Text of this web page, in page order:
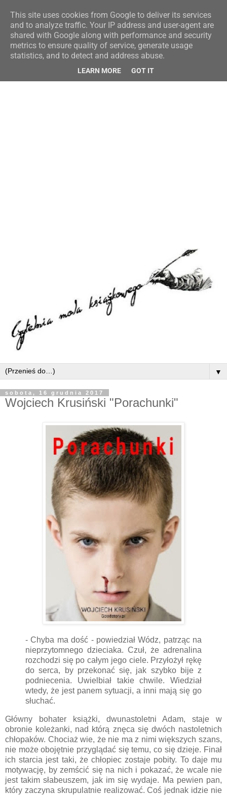
▼
sobota, 16 grudnia 2017
Wojciech Krusiński "Porachunki"
- Chyba ma dość - powiedział Wódz, patrząc na
nieprzytomnego dzieciaka. Czuł, że adrenalina
rozchodzi się po całym jego ciele. Przyłożył rękę
do serca, by przekonać się, jak szybko bije z
podniecenia. Uwielbiał takie chwile. Wiedział
wtedy, że jest panem sytuacji, a inni mają się go
słuchać.
Główny bohater książki, dwunastoletni Adam, staje w
obronie koleżanki, nad którą znęca się dwóch nastoletnich
chłopaków. Chociaż wie, że nie ma z nimi większych szans,
nie może obojętnie przyglądać się temu, co się dzieje. Finał
ich starcia jest taki, że chłopiec zostaje pobity. To daje mu
motywację, by zemścić się na nich i pokazać, że wcale nie
jest takim słabeuszem, jak im się wydaje. Ma pewien pan,
który zaczyna skrupulatnie realizować. Coś jednak idzie nie
This site uses cookies from Google to deliver its services
and to analyze traffic. Your IP address and user-agent are
shared with Google along with performance and security
metrics to ensure quality of service, generate usage
statistics, and to detect and address abuse.
LEARN MORE GOT IT